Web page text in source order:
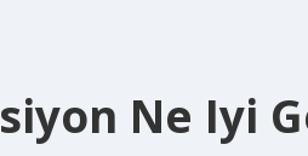
Ne Iyi